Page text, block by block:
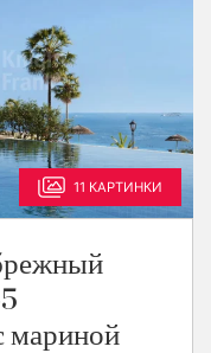
11 КАРТИНКИ
мариной